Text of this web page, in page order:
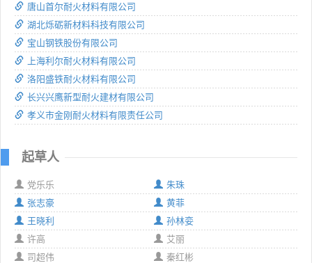
唐山首尔耐火材料有限公司
湖北烁砺新材料科技有限公司
宝山钢铁股份有限公司
上海利尔耐火材料有限公司
洛阳盛铁耐火材料有限公司
长兴兴鹰新型耐火建材有限公司
孝义市金刚耐火材料有限责任公司
起草人
党乐乐
朱珠
张志豪
黄菲
王晓利
孙林娈
许高
艾丽
司超伟
秦红彬